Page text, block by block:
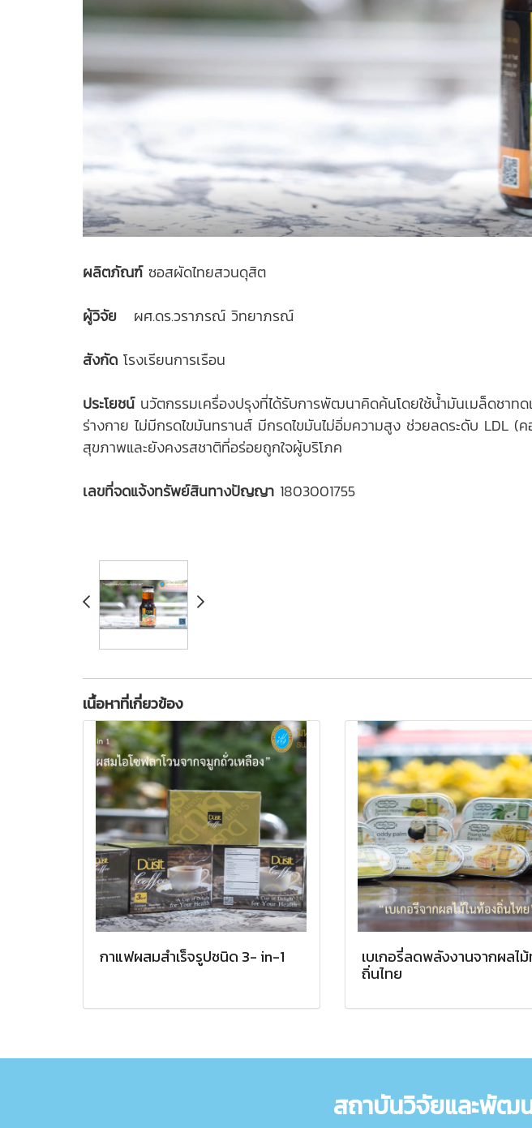
ผลิตภัณฑ์ซอสผัดไทยสวนดุสิต
ผู้วิจัย ผศ.ดร.วราภรณ์ วิทยาภรณ์
สังกัด โรงเรียนการเรือน
ประโยชน์นวัตกรรมเครื่องปรุงที่ได้รับการพัฒนาคิดค้นโดยใช้น้ำมันเมล็ดชาท
ร่างกาย ไม่มีกรดไขมันทรานส์ มีกรดไขมันไม่อิ่มความสูง ช่วยลดระดับ LDL
สุขภาพและยังคงรสชาติที่อร่อยถูกใจผู้บริโภค
เลขที่จดแจ้งทรัพย์สินทางปัญญา 1803001755
เนื้อหาที่เกี่ยวข้อง
กาแฟผสมสำเร็จรูปชนิด 3- in-1 เบเกอรี่ลดพลังงานจากผลไ
ถิ่นไทย
สถาบันวิจัยและพัฒ